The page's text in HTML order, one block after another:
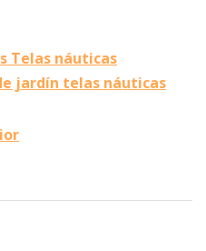
Telas náuticas
jardín telas náuticas